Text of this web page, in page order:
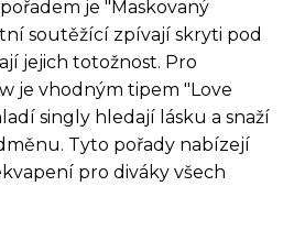
je "Maskovaný
soutěžící zpívají skryti pod
jejich totožnost. Pro
je vhodným tipem "Love
singly hledají lásku a snaží
Tyto pořady nabízejí
pro diváky všech